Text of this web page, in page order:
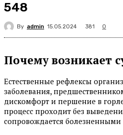
548
By admin 15.05.2024 381 0
Почему возникает
Естественные рефлексы
заболевания,
дискомфорт и першение в
процесс проходит без
сопровождается